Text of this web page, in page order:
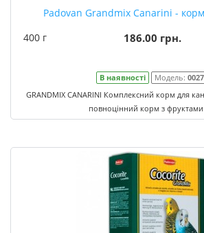
Padovan Grandmix Canarini -
400 г
186.00 грн.
В наявності Модель:
GRANDMIX CANARINI Комплексний корм для
повноцінний корм з фруктами